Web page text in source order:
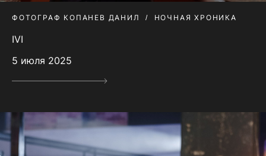
ФОТОГРАФ КОПАНЕВ ДАНИЛ НОЧНАЯ ХРОНИКА
IVI
5 июля 2025